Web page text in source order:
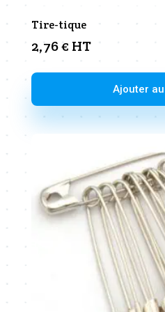
Tire-tique
2,76€ HT
Ajouter